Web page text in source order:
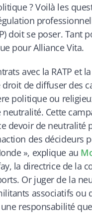
? Voilà les
doit se poser. Tant
pour Alliance Vita.
avec la RATP et
droit de diffuser des
politique ou
neutralité. Cette
devoir de neutralité
des décideurs
», explique au
la directrice de la
Or juger de la
associatifs ou
responsabilité